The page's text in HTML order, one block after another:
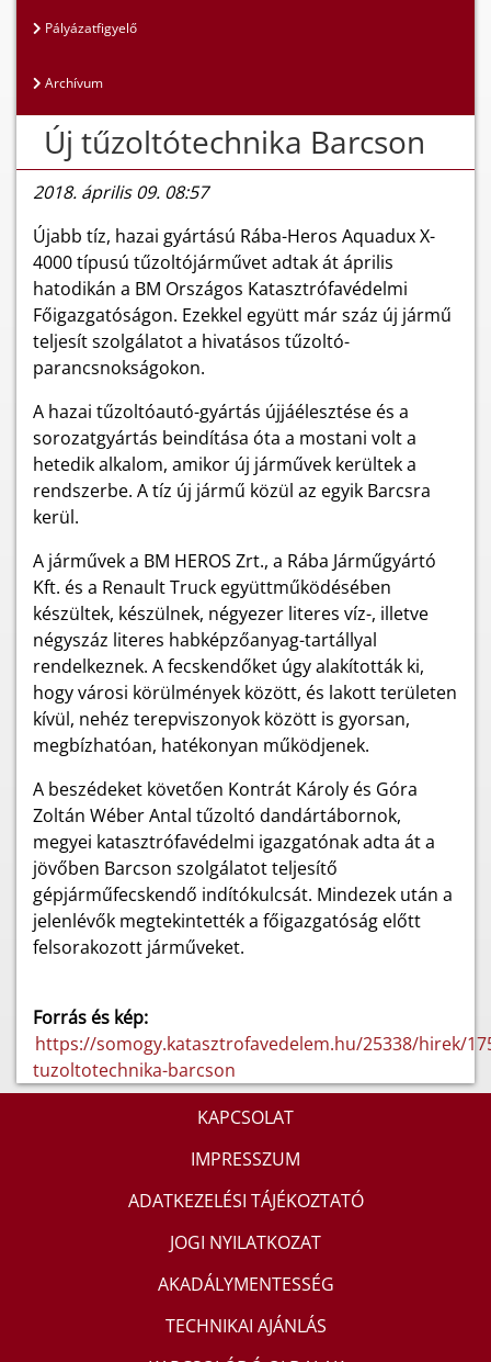
Pályázatfigyelő
Archívum
Új tűzoltótechnika Barcson
2018. április 09. 08:57
Újabb tíz, hazai gyártású Rába-Heros Aquadux X-
4000 típusú tűzoltójárművet adtak át április
hatodikán a BM Országos Katasztrófavédelmi
Főigazgatóságon. Ezekkel együtt már száz új jármű
teljesít szolgálatot a hivatásos tűzoltó-
parancsnokságokon.
A hazai tűzoltóautó-gyártás újjáélesztése és a
sorozatgyártás beindítása óta a mostani volt a
hetedik alkalom, amikor új járművek kerültek a
rendszerbe. A tíz új jármű közül az egyik Barcsra
kerül.
A járművek a BM HEROS Zrt., a Rába Járműgyártó
Kft. és a Renault Truck együttműködésében
készültek, készülnek, négyezer literes víz-, illetve
négyszáz literes habképzőanyag-tartállyal
rendelkeznek. A fecskendőket úgy alakították ki,
hogy városi körülmények között, és lakott területen
kívül, nehéz terepviszonyok között is gyorsan,
megbízhatóan, hatékonyan működjenek.
A beszédeket követően Kontrát Károly és Góra
Zoltán Wéber Antal tűzoltó dandártábornok,
megyei katasztrófavédelmi igazgatónak adta át a
jövőben Barcson szolgálatot teljesítő
gépjárműfecskendő indítókulcsát. Mindezek után a
jelenlévők megtekintették a főigazgatóság előtt
felsorakozott járműveket.
Forrás és kép:
https://somogy.katasztrofavedelem.hu/25338/hirek/
tuzoltotechnika-barcson
KAPCSOLAT
IMPRESSZUM
ADATKEZELÉSI TÁJÉKOZTATÓ
JOGI NYILATKOZAT
AKADÁLYMENTESSÉG
TECHNIKAI AJÁNLÁS